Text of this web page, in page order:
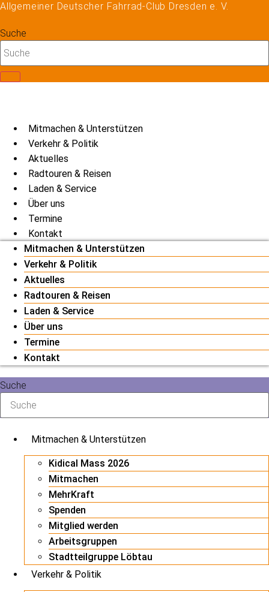
Zum
springen
Allgemeiner Deutscher Fahrrad-Club Dresden e. V.
Suche
Mitmachen & Unterstützen
Verkehr & Politik
Aktuelles
Radtouren & Reisen
Laden & Service
Über uns
Termine
Kontakt
Mitmachen & Unterstützen
Verkehr & Politik
Aktuelles
Radtouren & Reisen
Laden & Service
Über uns
Termine
Kontakt
Suche
Mitmachen & Unterstützen
Kidical Mass 2026
Mitmachen
MehrKraft
Spenden
Mitglied werden
Arbeitsgruppen
Stadtteilgruppe Löbtau
Verkehr & Politik